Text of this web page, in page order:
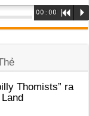
00:00 R P
Thomists” ra